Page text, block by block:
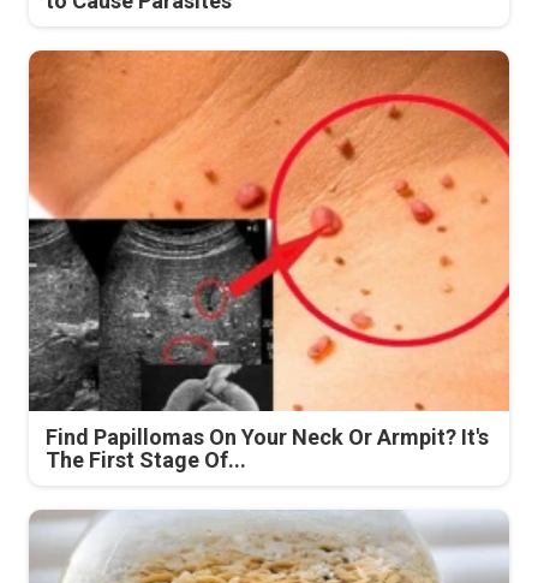
Find Papillomas On Your Neck Or Armpit? It's
The First Stage Of...